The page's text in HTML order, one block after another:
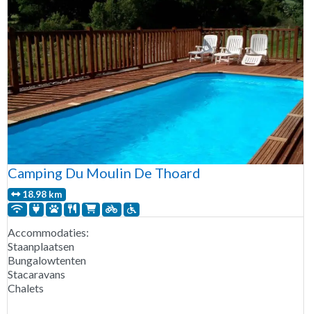
Camping Du Moulin De Thoard
18.98 km
Accommodaties:
Staanplaatsen
Bungalowtenten
Stacaravans
Chalets